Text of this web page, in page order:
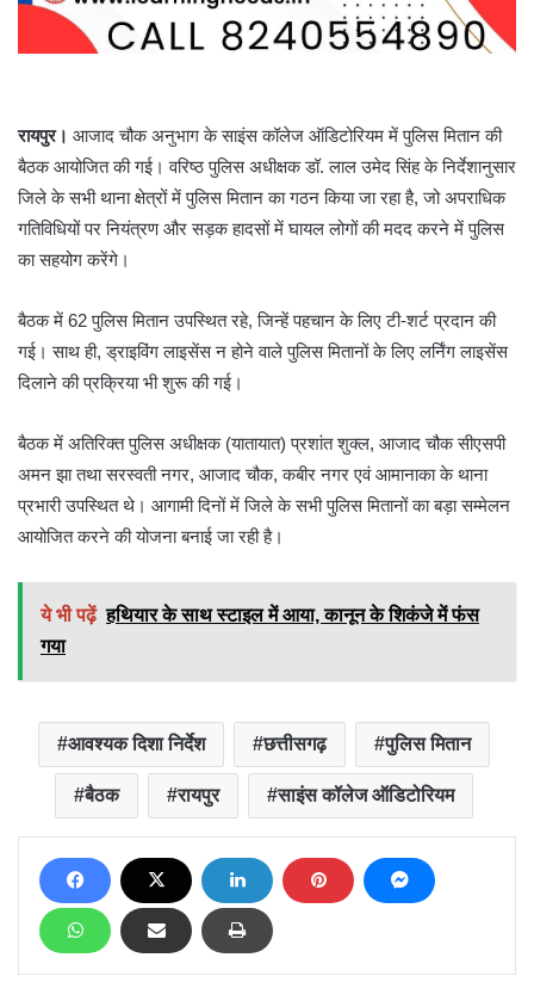
रायपुर। आजाद चौक अनुभाग के साइंस कॉलेज ऑडिटोरियम में पुलिस मितान की
बैठक आयोजित की गई। वरिष्ठ पुलिस अधीक्षक डॉ. लाल उमेद सिंह के निर्देशानुसार
जिले के सभी थाना क्षेत्रों में पुलिस मितान का गठन किया जा रहा है, जो अपराधिक
गतिविधियों पर नियंत्रण और सड़क हादसों में घायल लोगों की मदद करने में पुलिस
का सहयोग करेंगे।
बैठक में 62 पुलिस मितान उपस्थित रहे, जिन्हें पहचान के लिए टी-शर्ट प्रदान की
गई। साथ ही, ड्राइविंग लाइसेंस न होने वाले पुलिस मितानों के लिए लर्निंग लाइसेंस
दिलाने की प्रक्रिया भी शुरू की गई।
बैठक में अतिरिक्त पुलिस अधीक्षक (यातायात) प्रशांत शुक्ल, आजाद चौक सीएसपी
अमन झा तथा सरस्वती नगर, आजाद चौक, कबीर नगर एवं आमानाका के थाना
प्रभारी उपस्थित थे। आगामी दिनों में जिले के सभी पुलिस मितानों का बड़ा सम्मेलन
आयोजित करने की योजना बनाई जा रही है।
ये भी पढ़ें हथियार के साथ स्टाइल में आया, कानून के शिकंजे में फंस
गया
आवश्यक दिशा निर्देश छत्तीसगढ़ पुलिस मितान
बैठक रायपुर साइंस कॉलेज ऑडिटोरियम